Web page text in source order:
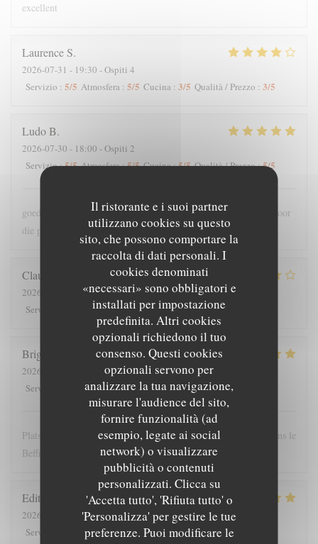
Il ristorante e i suoi partner
utilizzano cookies su questo
sito, che possono comportare la
raccolta di dati personali. I
cookies denominati
«necessari» sono obbligatori e
installati per impostazione
predefinita. Altri cookies
opzionali richiedono il tuo
consenso. Questi cookies
opzionali servono per
analizzare la tua navigazione,
misurare l'audience del sito,
fornire funzionalità (ad
esempio, legate ai social
network) o visualizzare
pubblicità o contenuti
personalizzati. Clicca su
'Accetta tutto', 'Rifiuta tutto' o
'Personalizza' per gestire le tue
preferenze. Puoi modificare le
excellent
Laurence S
2026-07-31 - 19:30 - Ospiti 4
Servizio : 5/5 Atmosfera : 5/5 Cucina : 3/5 Qualità / Prezzo : 3/5
LudoB
2026-07-30 - 18:00 - Ospiti 2
Servizio:5/5 Atmosfera:5/5 Cucina:5/5 Qualità / Prezzo:5/5
goede bediening , lekker en meer dan voldoende grote porties voor
die prijs
Claude
2026-08-01
- 19:30 - Ospiti 5
Servizio
Atmosfera:4/5 Cucina:4/5 Qualità / Prezzo
Brigitte
2026-07-28
- 12:00 - Ospiti 4
Servizio
Atmosfera:5/5 Cucina: 5/5 Qualità / Prezzo
Plats copieux et personnel très sympathique. Nous recommandons le
Beffroi !
Edith
2026-07-26
- 19:00 - Ospiti 8
Servizio
Atmosfera:4/5 Cucina:5/5 Qualità / Prezzo